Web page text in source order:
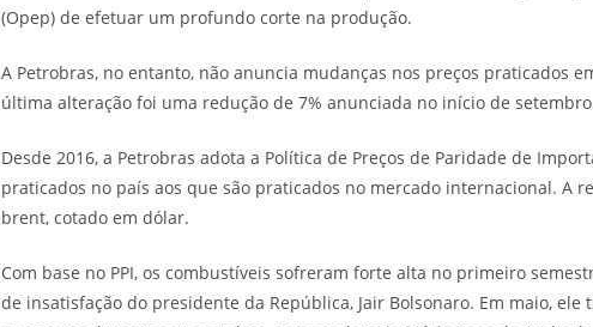
(Opep) de efetuar um profundo corte na produção.
A Petrobras, no entanto, não anuncia mudanças nos preços praticados
última alteração foi uma redução de 7% anunciada no início de
Desde 2016, a Petrobras adota a Política de Preços de Paridade de
praticados no país aos que são praticados no mercado internacional. A
brent, cotado em dólar.
Com base no PPI, os combustíveis sofreram forte alta no primeiro
de insatisfação do presidente da República, Jair Bolsonaro. Em maio,